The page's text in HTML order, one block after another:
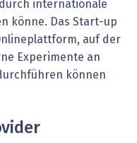
internationale
könne. Das Start-up
auf der
Experimente an
können